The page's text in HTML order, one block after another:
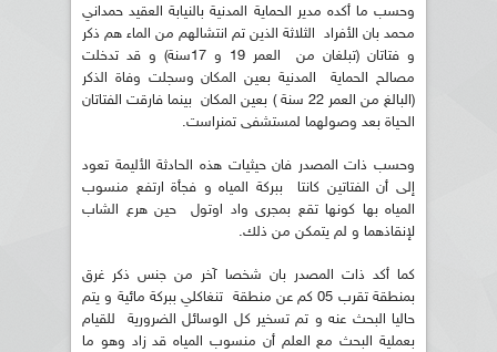
وحسب ما أكده مدير الحماية المدنية بالنيابة العقيد حمداني
محمد بان الأفراد الثلاثة الذين تم انتشالهم من الماء هم ذكر
و فتاتان (تبلغان من العمر 19 و 17سنة) و قد تدخلت
مصالح الحماية المدنية بعين المكان وسجلت وفاة الذكر
(البالغ من العمر 22 سنة ) بعين المكان بينما فارقت الفتاتان
الحياة بعد وصولهما لمستشفى تمنراست.
وحسب ذات المصدر فان حيثيات هذه الحادثة الأليمة تعود
إلى أن الفتاتين كانتا ببركة المياه و فجأة ارتفع منسوب
المياه بها كونها تقع بمجرى واد اوتول حين هرع الشاب
لإنقاذهما و لم يتمكن من ذلك.
كما أكد ذات المصدر بان شخصا آخر من جنس ذكر غرق
بمنطقة تقرب 05 كم عن منطقة تنغاكلي ببركة مائية و يتم
حاليا البحث عنه و تم تسخير كل الوسائل الضرورية للقيام
بعملية البحث مع العلم أن منسوب المياه قد زاد وهو ما